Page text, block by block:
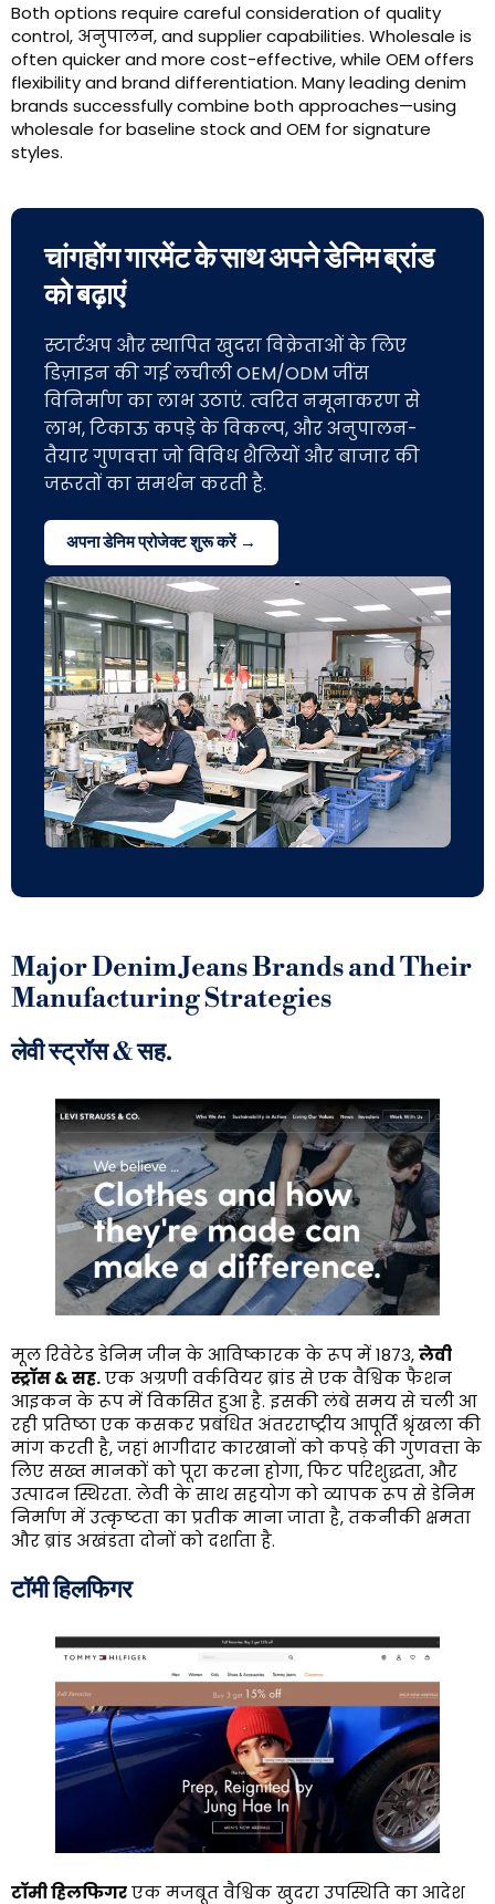
Both options require careful consideration of quality
control, अनुपालन,and supplier capabilities. Wholesale is
often quicker and more cost-effective,while OEM offers
flexibility and brand differentiation. Many leading denim
brands successfully combine both approaches—using
wholesale for baseline stock and OEM for signature
styles.
चांगहोंग गारमेंट के साथ अपने डेनिम ब्रांड
को बढ़ाएं
स्टार्टअप और स्थापित खुदरा विक्रेताओं के लिए
डिज़ाइन की गई लचीली OEM/ODM जींस
विनिर्माण का लाभ उठाएं. त्वरित नमूनाकरण से
लाभ, टिकाऊ कपड़े के विकल्प, और अनुपालन-
तैयार गुणवत्ता जो विविध शैलियों और बाजार की
जरूरतों का समर्थन करती है.
अपना डेनिम प्रोजेक्ट शुरू करें →
Major Denim Jeans Brands and Their
Manufacturing Strategies
लेवी स्ट्रॉस & सह.
मूल रिवेटेड डेनिम जीन के आविष्कारक के रूप में 1873,लेवी
स्ट्रॉस & सह.एक अग्रणी वर्कवियर ब्रांड से एक वैश्विक फैशन
आइकन के रूप में विकसित हुआ है. इसकी लंबे समय से चली आ
रही प्रतिष्ठा एक कसकर प्रबंधित अंतरराष्ट्रीय आपूर्ति श्रृंखला की
मांग करती है, जहां भागीदार कारखानों को कपड़े की गुणवत्ता के
लिए सख्त मानकों को पूरा करना होगा, फिट परिशुद्धता, और
उत्पादन स्थिरता. लेवी के साथ सहयोग को व्यापक रूप से डेनिम
निर्माण में उत्कृष्टता का प्रतीक माना जाता है, तकनीकी क्षमता
और ब्रांड अखंडता दोनों को दर्शाता है.
टॉमी हिलफिगर
टॉमी हिलफिगरएक मजबूत वैश्विक खुदरा उपस्थिति का आदेश